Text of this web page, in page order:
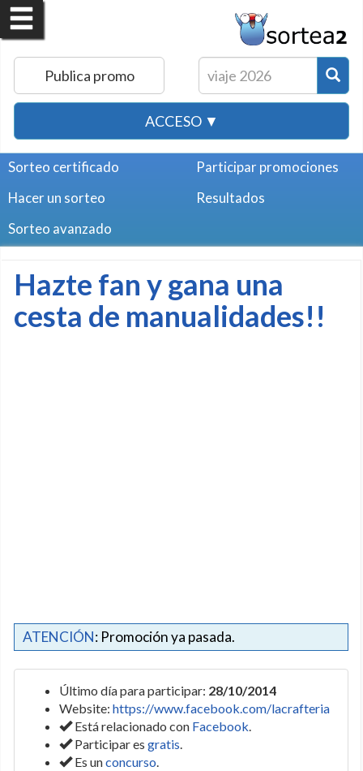
Publica promo
ACCESO ▼
Sorteo certificado
Hacer un sorteo
Sorteo avanzado
Participar promociones
Resultados
Hazte fan y gana una
cesta de manualidades!!
ATENCIÓN: Promoción ya pasada.
Último día para participar: 28/10/2014
Website: https://www.facebook.com/lacrafteria
Está relacionado con Facebook.
Participar es gratis.
Es unconcurso.